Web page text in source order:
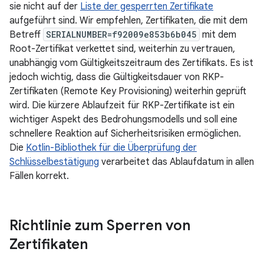
sie nicht auf der Liste der gesperrten Zertifikate
aufgeführt sind. Wir empfehlen, Zertifikaten, die mit dem
Betreff SERIALNUMBER=f92009e853b6b045 mit dem
Root-Zertifikat verkettet sind, weiterhin zu vertrauen,
unabhängig vom Gültigkeitszeitraum des Zertifikats. Es ist
jedoch wichtig, dass die Gültigkeitsdauer von RKP-
Zertifikaten (Remote Key Provisioning) weiterhin geprüft
wird. Die kürzere Ablaufzeit für RKP-Zertifikate ist ein
wichtiger Aspekt des Bedrohungsmodells und soll eine
schnellere Reaktion auf Sicherheitsrisiken ermöglichen.
Die Kotlin-Bibliothek für die Überprüfung der
Schlüsselbestätigung verarbeitet das Ablaufdatum in allen
Fällen korrekt.
Richtlinie zum Sperren von
Zertifikaten